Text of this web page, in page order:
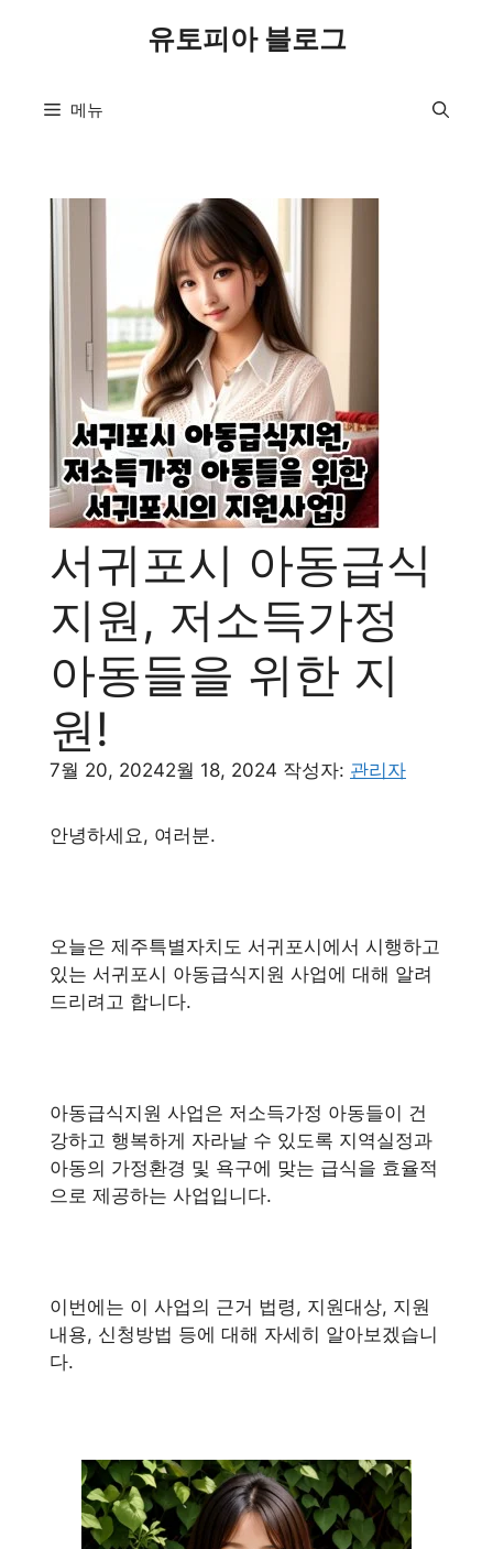
유토피아 블로그
메뉴
서귀포시 아동급식
지원, 저소득가정
아동들을 위한 지
원!
7월 20, 20242월 18, 2024 작성자: 관리자
안녕하세요, 여러분.
오늘은 제주특별자치도 서귀포시에서 시행하고
있는 서귀포시 아동급식지원 사업에 대해 알려
드리려고 합니다.
아동급식지원 사업은 저소득가정 아동들이 건
강하고 행복하게 자라날 수 있도록 지역실정과
아동의 가정환경 및 욕구에 맞는 급식을 효율적
으로 제공하는 사업입니다.
이번에는 이 사업의 근거 법령, 지원대상, 지원
내용, 신청방법 등에 대해 자세히 알아보겠습니
다.